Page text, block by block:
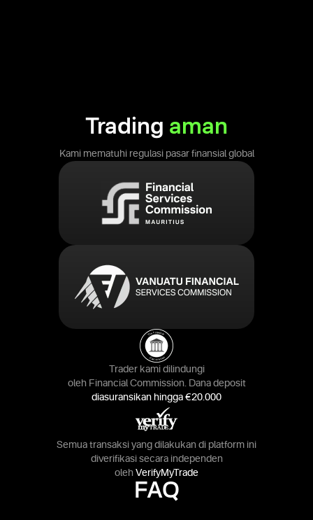
Trading aman
Kami mematuhi regulasi pasar finansial global
Trader kami dilindungi
oleh Financial Commission. Dana deposit
diasuransikan hingga €20.000
Semua transaksi yang dilakukan di platform ini
diverifikasi secara independen
oleh VerifyMyTrade
FAQ